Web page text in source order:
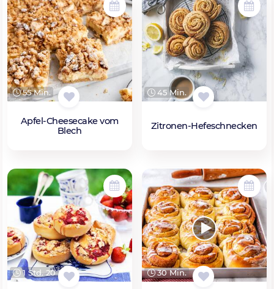
55 Min.
Apfel-Cheesecake vom
Blech
45 Min.
Zitronen-Hefeschnecken
1 Std. 20 Min. 30 Min.